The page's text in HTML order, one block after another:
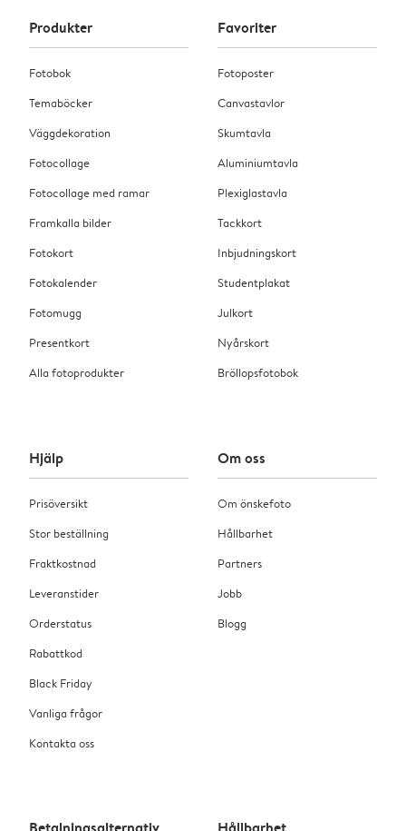
Produkter
Fotobok
Temaböcker
Väggdekoration
Fotocollage
Fotocollage med ramar
Framkalla bilder
Fotokort
Fotokalender
Fotomugg
Presentkort
Alla fotoprodukter
Favoriter
Fotoposter
Canvastavlor
Skumtavla
Aluminiumtavla
Plexiglastavla
Tackkort
Inbjudningskort
Studentplakat
Julkort
Nyårskort
Bröllopsfotobok
Hjälp
Prisöversikt
Stor beställning
Fraktkostnad
Leveranstider
Orderstatus
Rabattkod
Black Friday
Vanliga frågor
Kontakta oss
Om oss
Om önskefoto
Hållbarhet
Partners
Jobb
Blogg